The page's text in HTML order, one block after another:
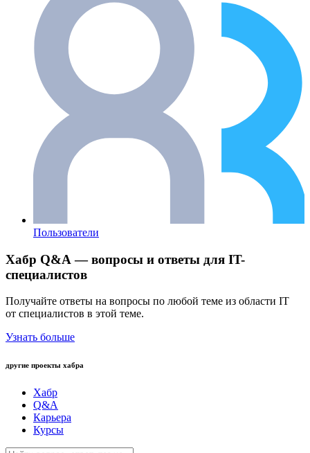
Пользователи
Хабр Q&A — вопросы и ответы для IT-
специалистов
Получайте ответы на вопросы по любой теме из области IT
от специалистов в этой теме.
Узнать больше
другие проекты хабра
Хабр
Q&A
Карьера
Курсы